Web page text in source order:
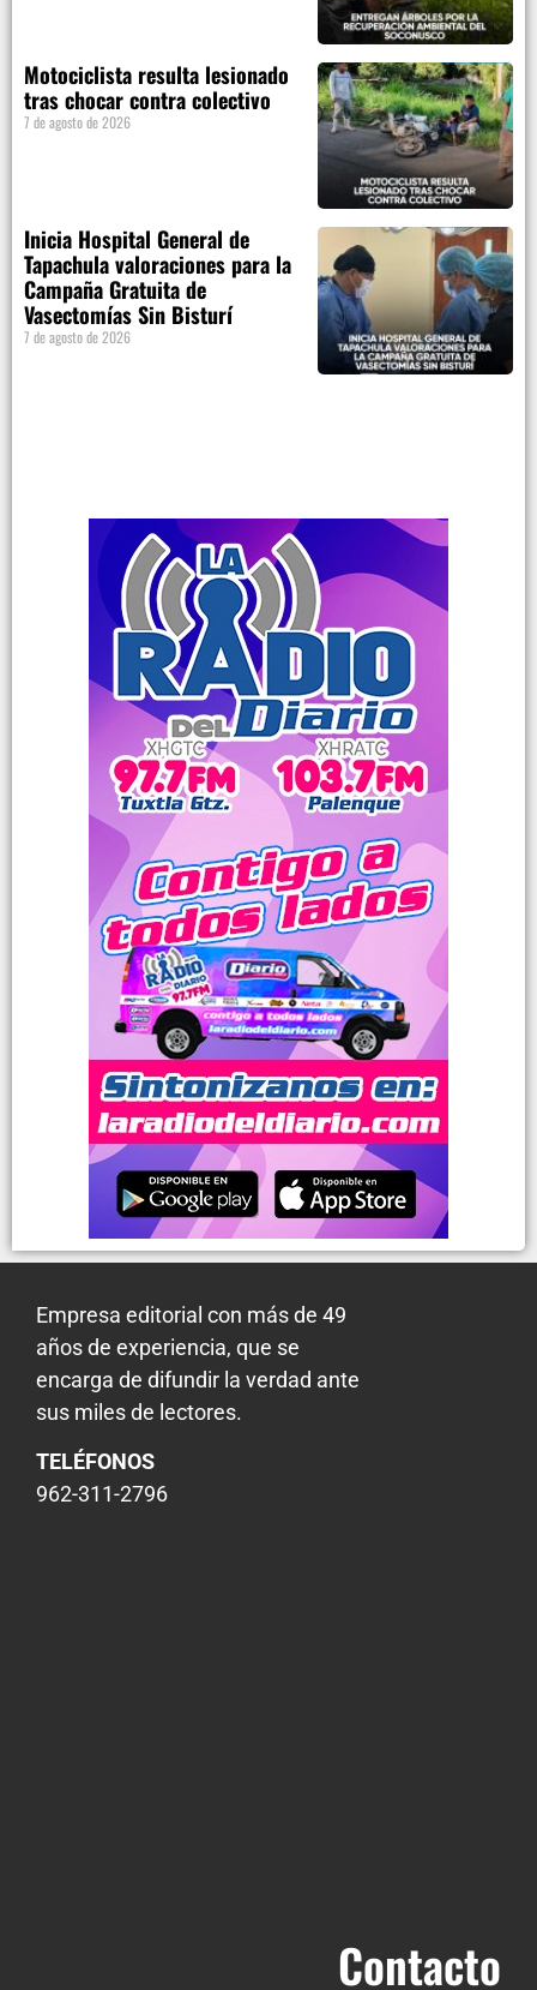
Motociclista resulta lesionado
tras chocar contra colectivo
7 de agosto de 2026
Inicia Hospital General de
Tapachula valoraciones para la
Campaña Gratuita de
Vasectomías Sin Bisturí
7 de agosto de 2026
Empresa editorial con más de 49
años de experiencia, que se
encarga de difundir la verdad ante
sus miles de lectores.
TELÉFONOS
962-311-2796
Contacto